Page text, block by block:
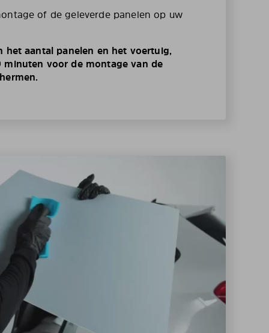
of de geleverde panelen op uw
het aantal panelen en het voertuig,
minuten voor de montage van de